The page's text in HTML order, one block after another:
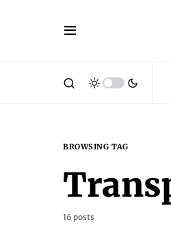
BROWSING TAG
16 posts